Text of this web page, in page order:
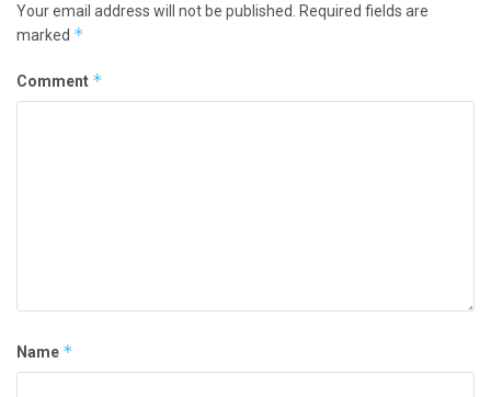
Your email address will not be published. Required fields are
marked *
Comment *
Name *